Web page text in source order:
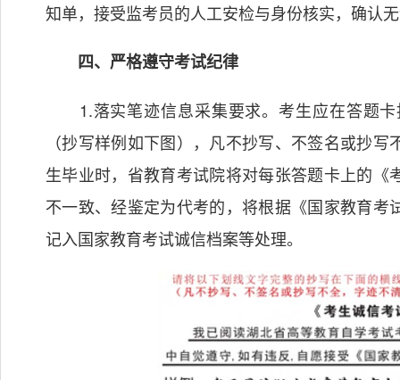
知单，接受监考员的人工安检与身份核实，确
四、严格遵守考试纪律
1.落实笔迹信息采集要求。考生应在答题卡
（抄写样例如下图），凡不抄写、不签名或抄
生毕业时，省教育考试院将对每张答题卡上的
不一致、经鉴定为代考的，将根据《国家教育
记入国家教育考试诚信档案等处理。